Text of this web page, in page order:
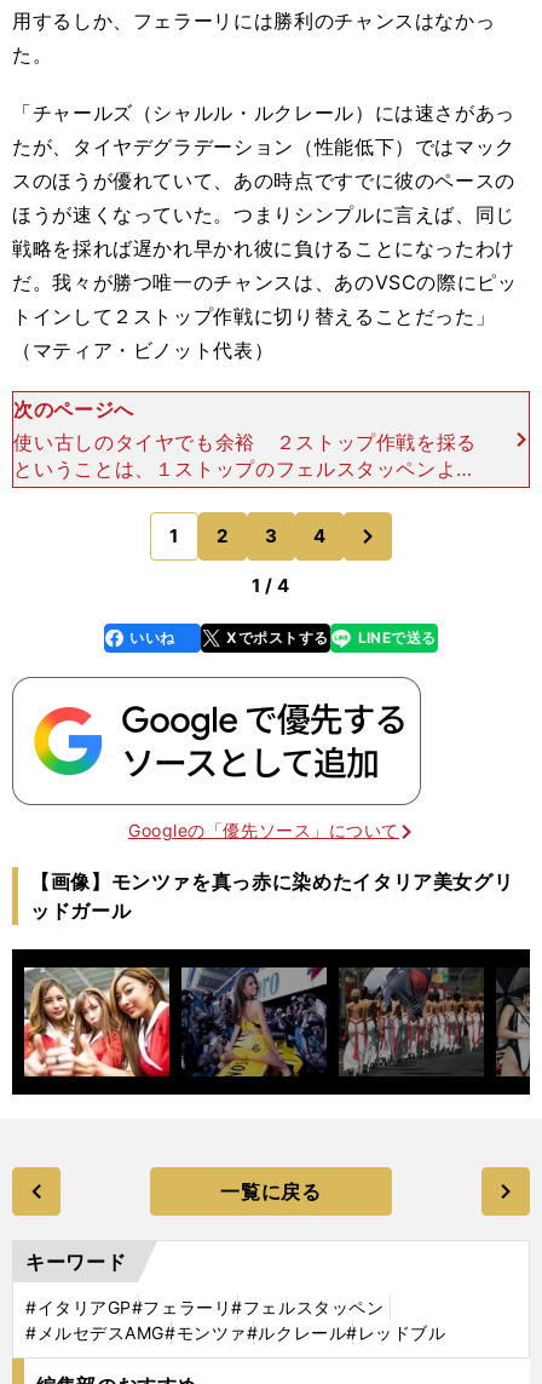
用するしか、フェラーリには勝利のチャンスはなかっ
た。
「チャールズ（シャルル・ルクレール）には速さがあっ
たが、タイヤデグラデーション（性能低下）ではマック
スのほうが優れていて、あの時点ですでに彼のペースの
ほうが速くなっていた。つまりシンプルに言えば、同じ
戦略を採れば遅かれ早かれ彼に負けることになったわけ
だ。我々が勝つ唯一のチャンスは、あのVSCの際にピッ
トインして２ストップ作戦に切り替えることだった」
（マティア・ビノット代表）
次のページへ
使い古しのタイヤでも余裕 ２ストップ作戦を採る
ということは、１ストップのフェルスタッペンより
もフレッシュなタイヤで走り、常にハイペースで約
20秒のピットストップ１回分のロスを取り戻さな
ければならない
1 2 3 4
のページへ
1 / 4
faceboo
k
いいね Xでポストする
line LINEで送る
Googleの「優先ソース」について
【画像】モンツァを真っ赤に染めたイタリア美女グリ
ッドガール
一覧に戻る
キーワード
#イタリアGP#フェラーリ#フェルスタッペン
#メルセデスAMG#モンツァ#ルクレール#レッドブル